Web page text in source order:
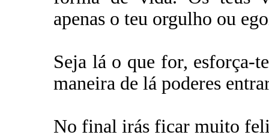
apenas o teu orgulho ou
Seja lá o que for, esforça-
maneira de lá poderes
No final irás ficar muito